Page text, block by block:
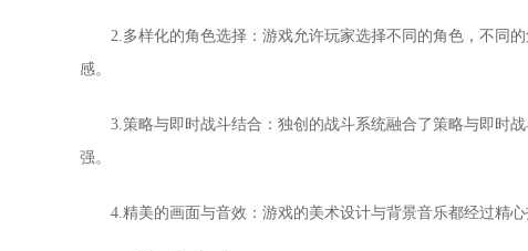
2.多样化的角色选择：游戏允许玩家选择不同的角色，不同
感。
3.策略与即时战斗结合：独创的战斗系统融合了策略与即时
强。
4.精美的画面与音效：游戏的美术设计与背景音乐都经过精